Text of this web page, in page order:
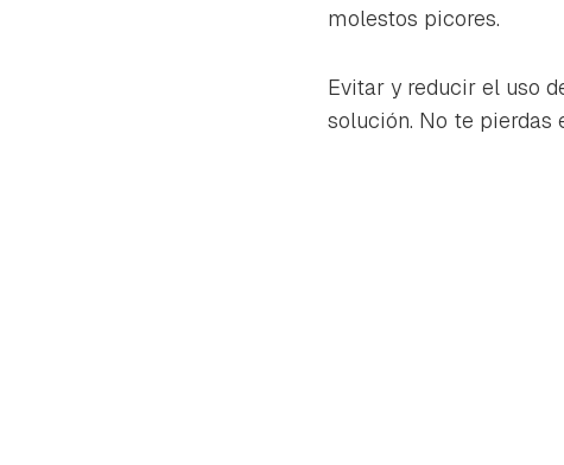
molestos picores.
Evitar y reducir el uso
solución. No te pierdas